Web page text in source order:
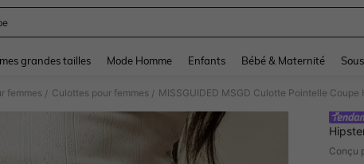
grandes tailles Mode Homme Enfants Bébé & Maternité
femmes / Culottes pour femmes /
Conçu